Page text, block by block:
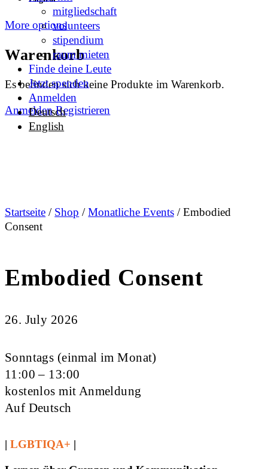
More options
Warenkorb
Es befinden sich keine Produkte im Warenkorb.
Anmelden Registrieren
mitgliedschaft
volunteers
stipendium
raum mieten
Finde deine Leute
Jetzt spenden
Anmelden
Deutsch
English
Startseite / Shop /Monatliche Events/ Embodied
Consent
Embodied Consent
26. July 2026
Sonntags (einmal im Monat)
11:00 – 13:00
kostenlos mit Anmeldung
Auf Deutsch
|LGBTIQA+ |